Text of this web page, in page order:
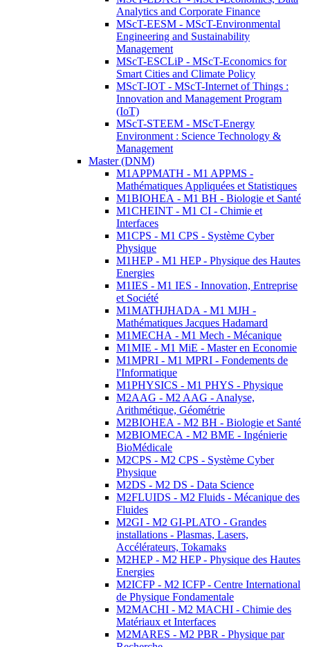
Analytics and Corporate Finance
MScT-EESM - MScT-Environmental
Engineering and Sustainability
Management
MScT-ESCLiP - MScT-Economics for
Smart Cities and Climate Policy
MScT-IOT - MScT-Internet of Things :
Innovation and Management Program
(IoT)
MScT-STEEM - MScT-Energy
Environment : Science Technology &
Management
Master (DNM)
M1APPMATH - M1 APPMS -
Mathématiques Appliquées et Statistiques
M1BIOHEA - M1 BH - Biologie et Santé
M1CHEINT - M1 CI - Chimie et
Interfaces
M1CPS - M1 CPS - Système Cyber
Physique
M1HEP - M1 HEP - Physique des Hautes
Energies
M1IES - M1 IES - Innovation, Entreprise
et Société
M1MATHJHADA - M1 MJH -
Mathématiques Jacques Hadamard
M1MECHA - M1 Mech - Mécanique
M1MIE - M1 MiE - Master en Economie
M1MPRI - M1 MPRI - Fondements de
l'Informatique
M1PHYSICS - M1 PHYS - Physique
M2AAG - M2 AAG - Analyse,
Arithmétique, Géométrie
M2BIOHEA - M2 BH - Biologie et Santé
M2BIOMECA - M2 BME - Ingénierie
BioMédicale
M2CPS - M2 CPS - Système Cyber
Physique
M2DS - M2 DS - Data Science
M2FLUIDS - M2 Fluids - Mécanique des
Fluides
M2GI - M2 GI-PLATO - Grandes
installations - Plasmas, Lasers,
Accélérateurs, Tokamaks
M2HEP - M2 HEP - Physique des Hautes
Energies
M2ICFP - M2 ICFP - Centre International
de Physique Fondamentale
M2MACHI - M2 MACHI - Chimie des
Matériaux et Interfaces
M2MARES - M2 PBR - Physique par